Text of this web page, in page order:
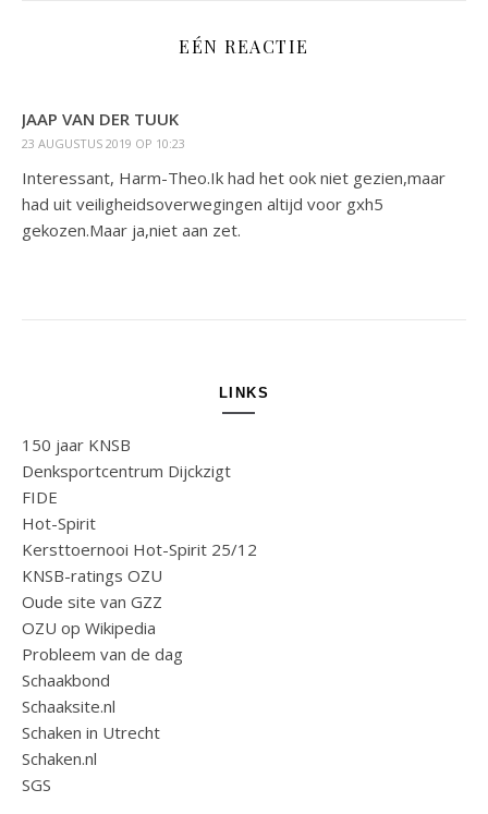
EÉN REACTIE
JAAP VAN DER TUUK
23 AUGUSTUS 2019 OP 10:23
Interessant, Harm-Theo.Ik had het ook niet gezien,maar
had uit veiligheidsoverwegingen altijd voor gxh5
gekozen.Maar ja,niet aan zet.
LINKS
150 jaar KNSB
Denksportcentrum Dijckzigt
FIDE
Hot-Spirit
Kersttoernooi Hot-Spirit 25/12
KNSB-ratings OZU
Oude site van GZZ
OZU op Wikipedia
Probleem van de dag
Schaakbond
Schaaksite.nl
Schaken in Utrecht
Schaken.nl
SGS